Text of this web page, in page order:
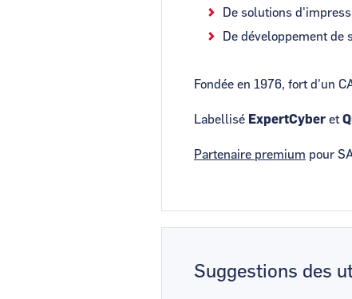
De solutions
De développement de
Fondée en 1976, fort d'un
Labellisé ExpertCyber et
Partenaire premium pour
Suggestions des